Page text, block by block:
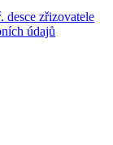
desce zřizovatele
údajů